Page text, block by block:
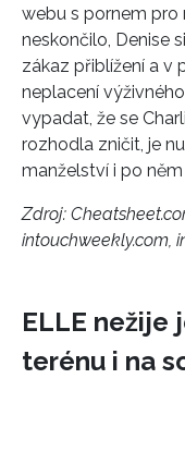
webu s pornem
neskončilo, Denise
zákaz přiblížení a v
neplacení
vypadat, že se
rozhodla zničit, je
manželství i po
Zdroj:
intouchweekly.com,
ELLE nežije
terénu i na